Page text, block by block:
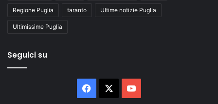
Regione Puglia taranto Ultime notizie Puglia
Ultimissime Puglia
Seguici su
Facebook